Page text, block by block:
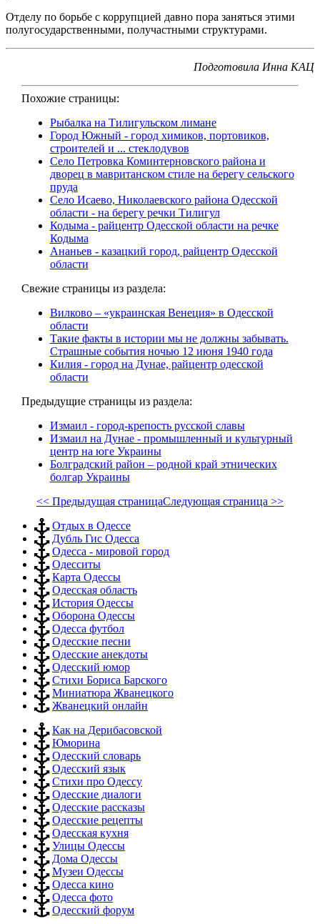
Отделу по борьбе с коррупцией давно пора заняться этими
полугосударственными, получастными структурами.
Подготовила Инна КАЦ
Похожие страницы:
Рыбалка на Тилигульском лимане
Город Южный - город химиков, портовиков,
строителей и ... стеклодувов
Село Петровка Коминтерновского района и
дворец в мавританском стиле на берегу сельского
пруда
Село Исаево, Николаевского района Одесской
области - на берегу речки Тилигул
Кодыма - райцентр Одесской области на речке
Кодыма
Ананьев - казацкий город, райцентр Одесской
области
Свежие страницы из раздела:
Вилково – «украинская Венеция» в Одесской
области
Такие факты в истории мы не должны забывать.
Страшные события ночью 12 июня 1940 года
Килия - город на Дунае, райцентр одесской
области
Предыдущие страницы из раздела:
Измаил - город-крепость русской славы
Измаил на Дунае - промышленный и культурный
центр на юге Украины
Болградский район – родной край этнических
болгар Украины
<< Предыдущая страницаСледующая страница >>
Отдых в Одессе
Дубль Гис Одесса
Одесса - мировой город
Одесситы
Карта Одессы
Одесская область
История Одессы
Оборона Одессы
Одесса футбол
Одесские песни
Одесские анекдоты
Одесский юмор
Стихи Бориса Барского
Миниатюра Жванецкого
Жванецкий онлайн
Как на Дерибасовской
Юморина
Одесский словарь
Одесский язык
Стихи про Одессу
Одесские диалоги
Одесские рассказы
Одесские рецепты
Одесская кухня
Улицы Одессы
Дома Одессы
Музеи Одессы
Одесса кино
Одесса фото
Одесский форум